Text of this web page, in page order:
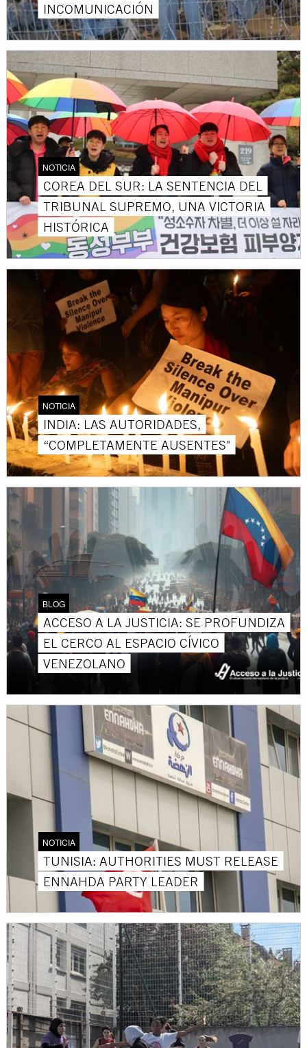
INCOMUNICACIÓN
NOTICIA
COREA DEL SUR: LA SENTENCIA DEL
TRIBUNAL SUPREMO, UNA VICTORIA
HISTÓRICA
NOTICIA
INDIA: LAS AUTORIDADES,
“COMPLETAMENTE AUSENTES"
BLOG
ACCESO A LA JUSTICIA: SE PROFUNDIZA
EL CERCO AL ESPACIO CÍVICO
VENEZOLANO
NOTICIA
TUNISIA: AUTHORITIES MUST RELEASE
ENNAHDA PARTY LEADER